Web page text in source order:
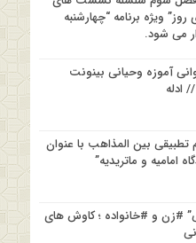
ویژه برنامه “چهارشنبه
می شود.
آموزه وحیانی بینونت
ادله
تطبیقی بین المذاهب با عنوان
امامیه و ماتریدیه”
#زن و #خانواده ؛ کاوش های